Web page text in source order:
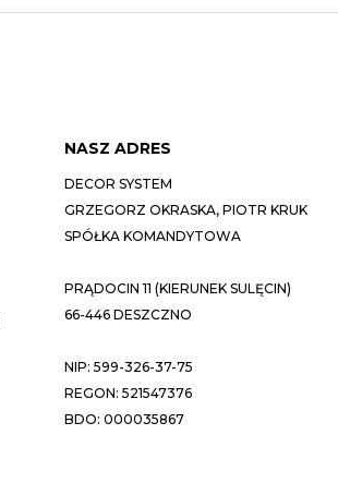
NASZ ADRES
DECOR SYSTEM
GRZEGORZ OKRASKA, PIOTR KRUK
SPÓŁKA KOMANDYTOWA
PRĄDOCIN 11 (KIERUNEK SULĘCIN)
66-446 DESZCZNO
NIP: 599-326-37-75
REGON: 521547376
BDO: 000035867